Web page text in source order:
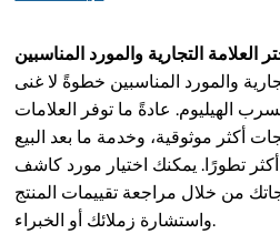
العلامة التجارية والمورد المناسبين
والمورد المناسبين خطوةً لا غنى
الهيليوم. عادةً ما توفر العلامات
أكثر موثوقية، وخدمة ما بعد البيع
أكثر تطورًا. يمكنك اختيار مورد كاشف
من خلال مراجعة تقييمات المنتج
واستشارة زملائك أو الخبراء.